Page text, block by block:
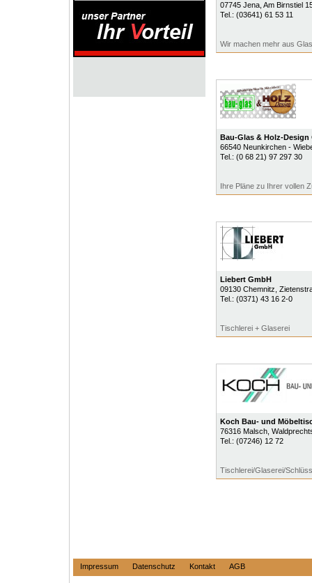
07745 Jena, Am Birnstiel
Tel.: (03641) 61 53 11
Wir machen mehr aus Glas
Bau-Glas & Holz-Design
66540 Neunkirchen -
Tel.: (0 68 21) 97 297 30
Ihre Pläne zu Ihrer vollen
Liebert GmbH
09130 Chemnitz ,
Tel.: (0371) 43 16 2-0
Tischlerei + Glaserei
Koch Bau- und
76316 Malsch,
Tel.: (07246) 12 72
Tischlerei/Glaserei/
Impressum Datenschutz Kontakt AGB